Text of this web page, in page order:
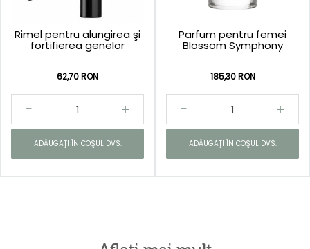
Rimel pentru alungirea şi
fortifierea genelor
62,70 RON
ADĂUGAŢI ÎN COŞUL DVS.
Parfum pentru femei
Blossom Symphony
185,30 RON
ADĂUGAŢI ÎN COŞUL DVS.